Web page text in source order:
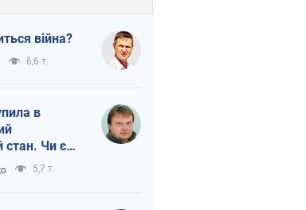
війна?
6,6 т.
в
стан. Чи є
тунелю?
5,7 т.